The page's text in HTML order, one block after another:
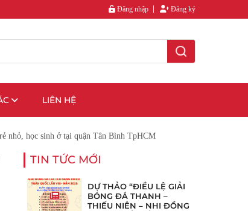
Đăng nhập Đăng ký
LIÊN HỆ
nhỏ, học sinh ở tại quận Tân Bình TpHCM
TIN TỨC MỚI
DỰ THẢO “ĐIỀU LỆ GIẢI
BÓNG ĐÁ THANH –
THIẾU NIÊN – NHI ĐỒNG